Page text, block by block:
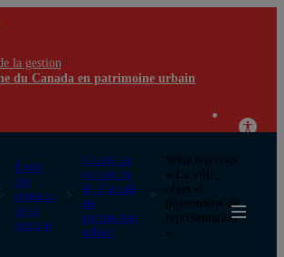
la gestion
du Canada en patrimoine urbain
École
des
sciences
de la
gestion
Chaire de
recherche
du Canada
en
patrimoine
urbain
Série télévisée
« La ville,
objet et
phénomène de
représentation
»